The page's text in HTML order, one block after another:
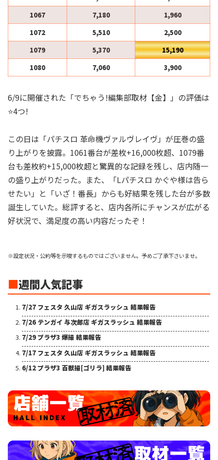
1067
7,180
1,960
1072
5,510
2,500
1079
5,370
15,190
1080
7,060 3,900
6/9に開催された「でちゃう!編集部取材【金】」の評価は
⭐️4つ!
この日は「パチスロ 革命機ヴァルヴレイヴ」が圧巻の盛
り上がりを披露。1061番台が差枚+16,000枚超、1079番
台も差枚約+15,000枚超と驚異的な記録を残し、店内随一
の盛り上がりだった。また、「Lパチスロ かぐや様は告ら
せたい」と「いざ！番長」からも好結果を残した台が多数
誕生していた。総評すると、店内各所にチャンスが広がる
好状況で、満足度の高い内容だったぞ！
※設定状況・公約等を示唆するものではございません。予めご了承下さいませ。
■週間人気記事
7/27 フェスタ 久山店 ギガスラッシュ 結果報告
7/26 テンガイ 与次郎店 ギガスラッシュ 結果報告
7/29 プラザ3 爆撮 結果報告
7/17 フェスタ 久山店 ギガスラッシュ 結果報告
6/12 プラザ3 百獣撮[ゴリラ] 結果報告